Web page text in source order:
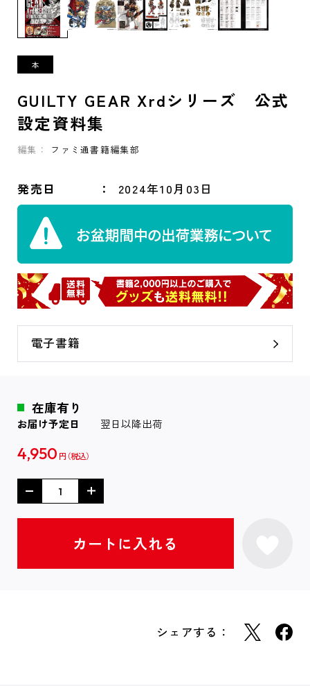
GUILTY GEAR Xrdシリーズ 公式
設定資料集
編集： ファミ通書籍編集部
発売日 2024年10月03日
電子書籍
在庫有り
お届け予定日 翌日以降出荷
4,950 円
シェアする：